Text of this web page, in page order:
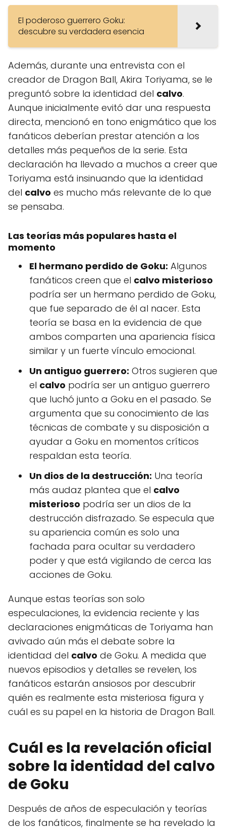
El poderoso guerrero Goku:
descubre su verdadera esencia
Además, durante una entrevista con el
creador de Dragon Ball, Akira Toriyama, se le
preguntó sobre la identidad del calvo.
Aunque inicialmente evitó dar una respuesta
directa, mencionó en tono enigmático que los
fanáticos deberían prestar atención a los
detalles más pequeños de la serie. Esta
declaración ha llevado a muchos a creer que
Toriyama está insinuando que la identidad
del calvo es mucho más relevante de lo que
se pensaba.
Las teorías más populares hasta el
momento
El hermano perdido de Goku: Algunos
fanáticos creen que el calvo misterioso
podría ser un hermano perdido de Goku,
que fue separado de él al nacer. Esta
teoría se basa en la evidencia de que
ambos comparten una apariencia física
similar y un fuerte vínculo emocional.
Un antiguo guerrero: Otros sugieren que
el calvo podría ser un antiguo guerrero
que luchó junto a Goku en el pasado. Se
argumenta que su conocimiento de las
técnicas de combate y su disposición a
ayudar a Goku en momentos críticos
respaldan esta teoría.
Un dios de la destrucción: Una teoría
más audaz plantea que el calvo
misterioso podría ser un dios de la
destrucción disfrazado. Se especula que
su apariencia común es solo una
fachada para ocultar su verdadero
poder y que está vigilando de cerca las
acciones de Goku.
Aunque estas teorías son solo
especulaciones, la evidencia reciente y las
declaraciones enigmáticas de Toriyama han
avivado aún más el debate sobre la
identidad del calvo de Goku. A medida que
nuevos episodios y detalles se revelen, los
fanáticos estarán ansiosos por descubrir
quién es realmente esta misteriosa figura y
cuál es su papel en la historia de Dragon Ball.
Cuál es la revelación oficial
sobre la identidad del calvo
de Goku
Después de años de especulación y teorías
de los fanáticos, finalmente se ha revelado la